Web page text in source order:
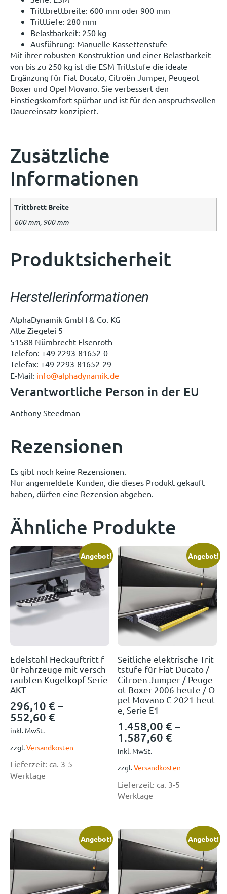
Trittbrettbreite: 600 mm oder 900 mm
Tritttiefe: 280 mm
Belastbarkeit: 250 kg
Ausführung: Manuelle Kassettenstufe
Mit ihrer robusten Konstruktion und einer Belastbarkeit
von bis zu 250 kg ist die ESM Trittstufe die ideale
Ergänzung für Fiat Ducato, Citroën Jumper, Peugeot
Boxer und Opel Movano. Sie verbessert den
Einstiegskomfort spürbar und ist für den anspruchsvollen
Dauereinsatz konzipiert.
Zusätzliche
Informationen
Trittbrett Breite
600 mm, 900 mm
Produktsicherheit
Herstellerinformationen
AlphaDynamik GmbH & Co. KG
Alte Ziegelei 5
51588 Nümbrecht-Elsenroth
Telefon: +49 2293-81652-0
Telefax: +49 2293-81652-29
E-Mail: info@alphadynamik.de
Verantwortliche Person in der EU
Anthony Steedman
Rezensionen
Es gibt noch keine Rezensionen.
Nur angemeldete Kunden, die dieses Produkt gekauft
haben, dürfen eine Rezension abgeben.
Ähnliche Produkte
Angebot!
Edelstahl Heckauftritt f
ür Fahrzeuge mit versch
raubten Kugelkopf Serie
AKT
296,10 € –
552,60 €
inkl. MwSt.
zzgl.Versandkosten
Lieferzeit: ca. 3-5
Werktage
Angebot!
Seitliche elektrische Trit
tstufe für Fiat Ducato /
Citroen Jumper / Peuge
ot Boxer 2006-heute / O
pel Movano C 2021-heut
e, Serie E1
1.458,00€ –
1.587,60€
inkl. MwSt.
zzgl.Versandkosten
Lieferzeit: ca. 3-5
Werktage
Angebot! Angebot!